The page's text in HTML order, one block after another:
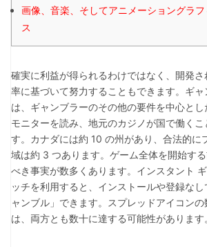
画像、音楽、そしてアニメーショングラフ
ス
確実に利益が得られるわけではなく、開発
率に基づいて努力することもできます。ギ
は、ギャンブラーのその他の要件を中心と
モニターを読み、地元のカジノが国で働くこ
す。カナダには約 10 の州があり、合法的に
域は約 3 つあります。ゲーム全体を開始す
べき事実が数多くあります。インスタント
ッチを利用すると、インストールや登録な
ャンブル」できます。スプレッドアイコンの
は、両方とも数十に達する可能性があります